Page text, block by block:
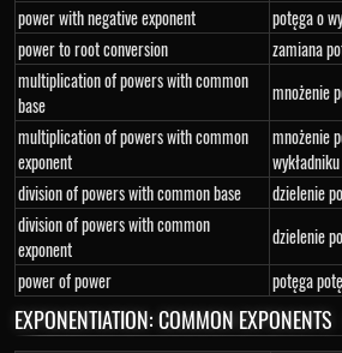
power with negative exponent
potęga o
power to root conversion
zamiana
multiplication of powers with common
base
mnożenie
multiplication of powers with common
exponent
mnożenie
wykładniku
division of powers with common base
dzielenie
division of powers with common
exponent
dzielenie
power of power
potęga
EXPONENTIATION: COMMON EXPONENTS